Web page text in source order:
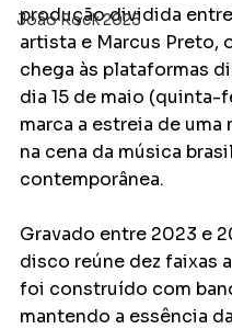
João Rock 2025
produção dividida
artista e Marcus Preto,
chega às plataformas
dia 15 de maio (quinta-
marca a estreia de uma
na cena da música
contemporânea.
Gravado entre 2023 e
disco reúne dez faixas
foi construído com
mantendo a essência